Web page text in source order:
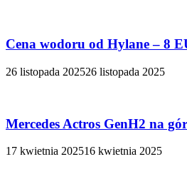
Cena wodoru od Hylane – 8
26 listopada 202526 listopada 2025
Mercedes Actros GenH2 na
17 kwietnia 202516 kwietnia 2025